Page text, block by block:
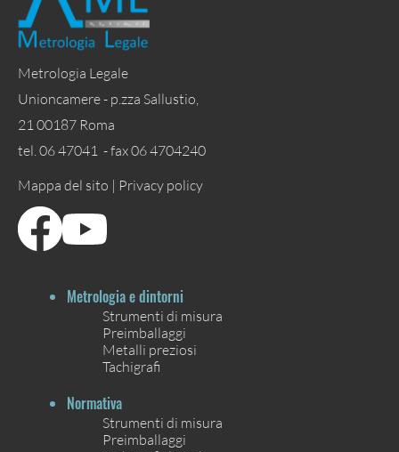
Metrologia Legale
Unioncamere - p.zza Sallustio,
21 00187 Roma
tel. 06 47041 - fax 06 4704240
Mappa del sito | Privacy policy
Metrologia e dintorni
Strumenti di misura
Preimballaggi
Metalli preziosi
Tachigrafi
Normativa
Strumenti di misura
Preimballaggi